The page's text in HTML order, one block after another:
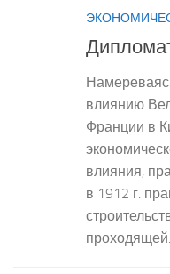
влиянию
Франции в
влияния,
в 1912 г.